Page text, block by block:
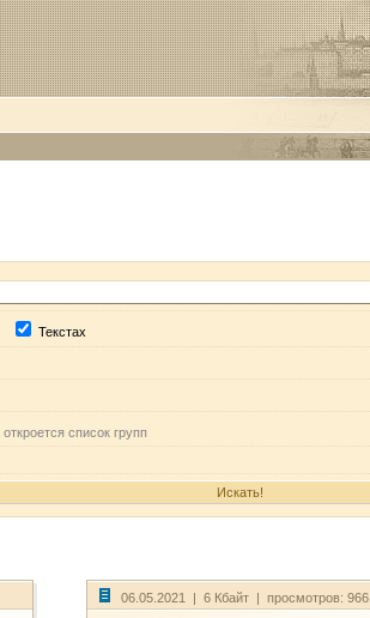
Текстах
список групп
06.05.2021 | 6 Кбайт | просмотров: 966